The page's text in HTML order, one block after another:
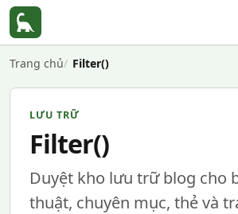
Trang chủ Filter()
LƯU TRỮ
Filter()
Duyệt kho lưu trữ blog cho
thuật, chuyên mục, thẻ và